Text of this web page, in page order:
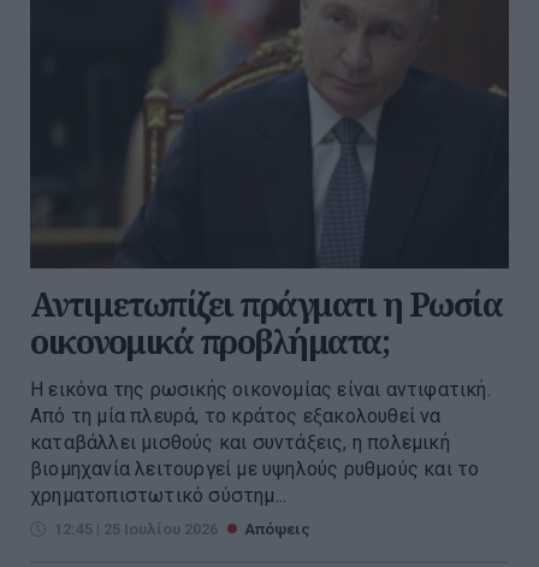
Αντιμετωπίζει πράγματι η Ρωσία
οικονομικά προβλήματα;
Η εικόνα της ρωσικής οικονομίας είναι αντιφατική.
Από τη μία πλευρά, το κράτος εξακολουθεί να
καταβάλλει μισθούς και συντάξεις, η πολεμική
βιομηχανία λειτουργεί με υψηλούς ρυθμούς και το
χρηματοπιστωτικό σύστημ...
12:45 | 25 Ιουλίου 2026 Απόψεις